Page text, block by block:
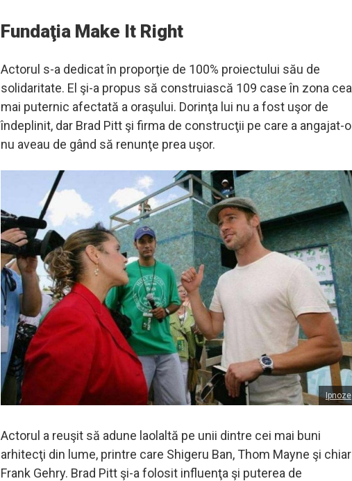
Fundaţia Make It Right
Actorul s-a dedicat în proporţie de 100% proiectului său de
solidaritate. El şi-a propus să construiască 109 case în zona cea
mai puternic afectată a oraşului. Dorinţa lui nu a fost uşor de
îndeplinit, dar Brad Pitt şi firma de construcţii pe care a angajat-o
nu aveau de gând să renunţe prea uşor.
Ipnoze
Actorul a reuşit să adune laolaltă pe unii dintre cei mai buni
arhitecţi din lume, printre care Shigeru Ban, Thom Mayne şi chiar
Frank Gehry. Brad Pitt şi-a folosit influenţa şi puterea de